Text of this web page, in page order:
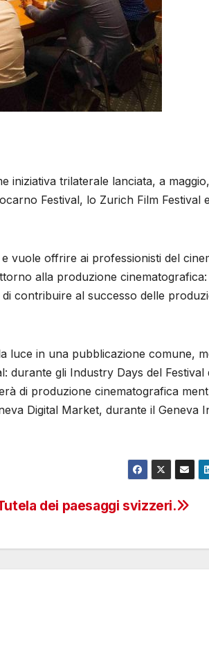
iniziativa trilaterale lanciata, a
Festival, lo Zurich Film Festival
vuole offrire ai professionisti del
alla produzione
contribuire al successo delle
luce in una pubblicazione comune,
durante gli Industry Days del Festival
di produzione cinematografica
Digital Market, durante il Geneva
dei paesaggi svizzeri.